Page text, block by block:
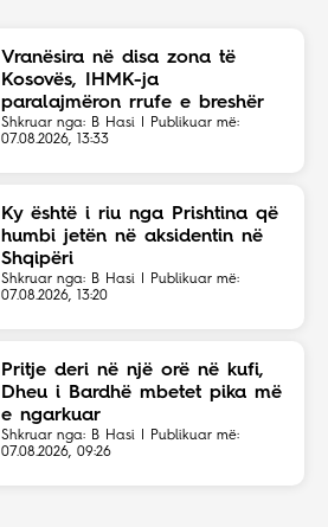
Vranësira në disa zona të
Kosovës, IHMK-ja
paralajmëron rrufe e breshër
Shkruar nga: B Hasi | Publikuar më:
07.08.2026, 13:33
Ky është i riu nga Prishtina që
humbi jetën në aksidentin në
Shqipëri
Shkruar nga: B Hasi | Publikuar më:
07.08.2026, 13:20
Pritje deri në një orë në kufi,
Dheu i Bardhë mbetet pika më
e ngarkuar
Shkruar nga: B Hasi | Publikuar më:
07.08.2026, 09:26